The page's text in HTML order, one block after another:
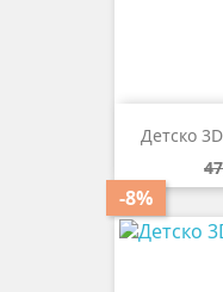
Детско
-8%